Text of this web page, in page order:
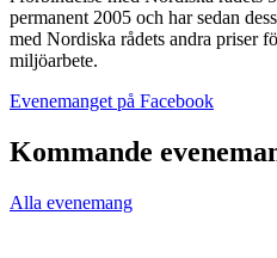
permanent 2005 och har sedan
med Nordiska rådets andra priser
miljöarbete.
Evenemanget på FacebookÖppnas
ny
Kommande
Alla evenemang